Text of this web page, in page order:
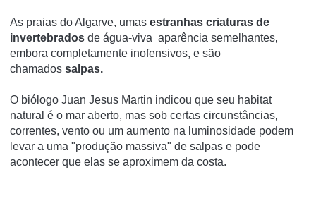
As praias do Algarve, umas estranhas criaturas de
invertebrados de água-viva aparência semelhantes,
embora completamente inofensivos, e são
chamados salpas.
O biólogo Juan Jesus Martin indicou que seu habitat
natural é o mar aberto, mas sob certas circunstâncias,
correntes, vento ou um aumento na luminosidade podem
levar a uma "produção massiva" de salpas e pode
acontecer que elas se aproximem da costa.